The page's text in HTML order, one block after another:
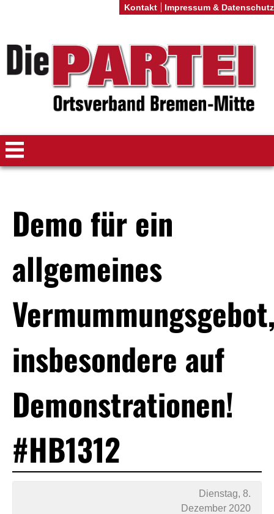
Demo für ein
allgemeines
insbesondere auf
Demonstrationen!
#HB1312
Dienstag, 8.
Dezember 2020
Kontakt Impressum & Datenschutz